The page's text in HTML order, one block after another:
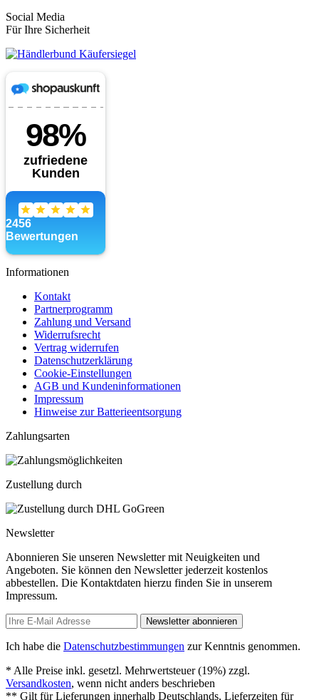
Social Media
Für Ihre Sicherheit
Informationen
Kontakt
Partnerprogramm
Zahlung und Versand
Widerrufsrecht
Vertrag widerrufen
Datenschutzerklärung
Cookie-Einstellungen
AGB und Kundeninformationen
Impressum
Hinweise zur Batterieentsorgung
Zahlungsarten
Zustellung durch
Newsletter
Abonnieren Sie unseren Newsletter mit Neuigkeiten und
Angeboten. Sie können den Newsletter jederzeit kostenlos
abbestellen. Die Kontaktdaten hierzu finden Sie in unserem
Impressum.
Newsletter abonnieren
Ich habe die Datenschutzbestimmungen zur Kenntnis genommen.
* Alle Preise inkl. gesetzl. Mehrwertsteuer (19%) zzgl.
Versandkosten, wenn nicht anders beschrieben
** Gilt für Lieferungen innerhalb Deutschlands, Lieferzeiten für